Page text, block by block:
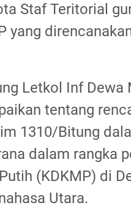
Staf Teritorial
yang
Letkol Inf Dewa
tentang
1310/Bitung
dalam rangka
(KDKMP) di
Utara.